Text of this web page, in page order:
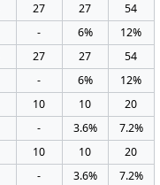
27 27
54
- 6% 12%
27 27
54
- 6% 12%
10 10
20
- 3.6% 7.2%
10 10
20
- 3.6% 7.2%